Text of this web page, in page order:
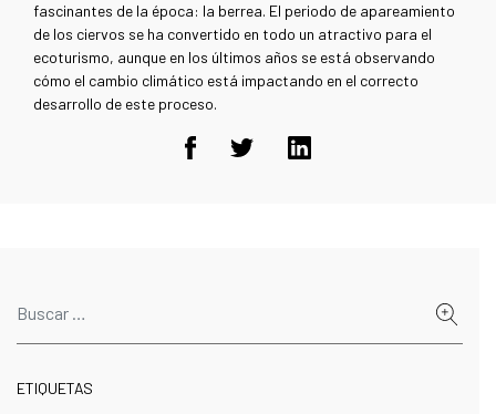
fascinantes de la época: la berrea. El periodo de apareamiento
de los ciervos se ha convertido en todo un atractivo para el
ecoturismo, aunque en los últimos años se está observando
cómo el cambio climático está impactando en el correcto
desarrollo de este proceso.
ETIQUETAS